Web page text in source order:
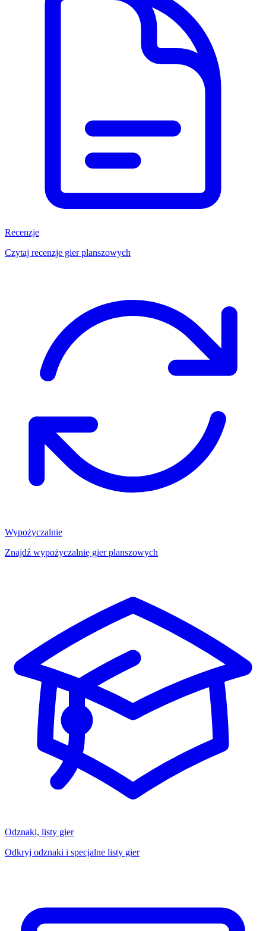
Recenzje
Czytaj recenzje gier planszowych
Wypożyczalnie
Znajdź wypożyczalnię gier planszowych
Odznaki, listy gier
Odkryj odznaki i specjalne listy gier